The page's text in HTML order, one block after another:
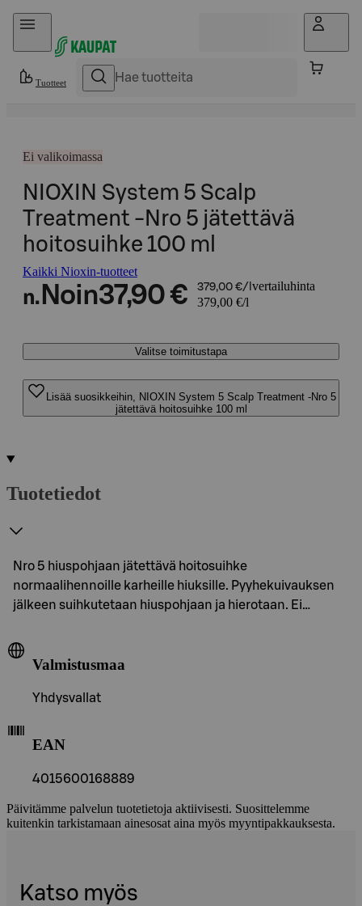
Hyppää sisältöön
Tuotteet
Ei valikoimassa
NIOXIN System 5 Scalp
Treatment -Nro 5 jätettävä
hoitosuihke 100 ml
Kaikki Nioxin-tuotteet
n. Noin37,90 € 379,00 €/l vertailuhinta
379,00 €/l
Valitse toimitustapa
Lisää suosikkeihin, NIOXIN System 5 Scalp Treatment -Nro 5
jätettävä hoitosuihke 100 ml
Tuotetiedot
Nro 5 hiuspohjaan jätettävä hoitosuihke
normaalihennoille karheille hiuksille. Pyyhekuivauksen
jälkeen suihkutetaan hiuspohjaan ja hierotaan. Ei…
Valmistusmaa
Yhdysvallat
EAN
4015600168889
Päivitämme palvelun tuotetietoja aktiivisesti. Suosittelemme
kuitenkin tarkistamaan ainesosat aina myös myyntipakkauksesta.
Katso myös